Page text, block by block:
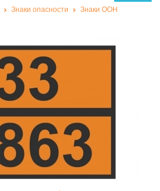
Знаки опасности Знаки ООН